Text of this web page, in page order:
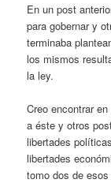
En un post
para gobernar y
terminaba
los mismos
la ley.
Creo encontrar
a éste y otros
libertades
libertades
tomo dos de